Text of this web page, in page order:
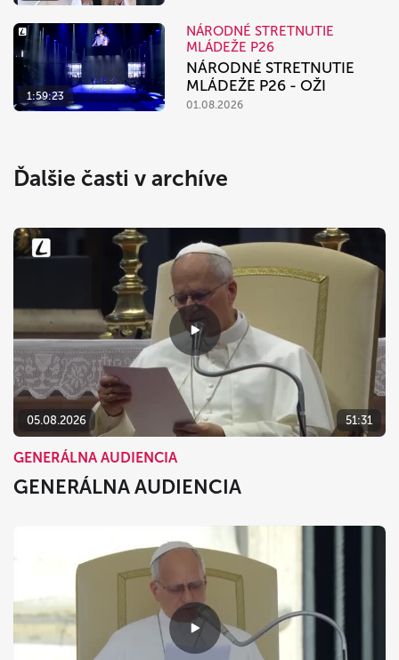
1:59:23
NÁRODNÉ STRETNUTIE
MLÁDEŽE P26
NÁRODNÉ STRETNUTIE
MLÁDEŽE P26 - OŽI
01.08.2026
Ďalšie časti v archíve
05.08.2026 51:31
GENERÁLNA AUDIENCIA
GENERÁLNA AUDIENCIA